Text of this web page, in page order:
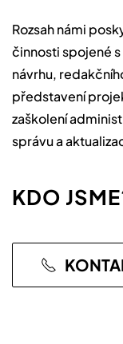
Rozsah námi
činnosti spojené
návrhu,
představení
zaškolení
správu a
KDO